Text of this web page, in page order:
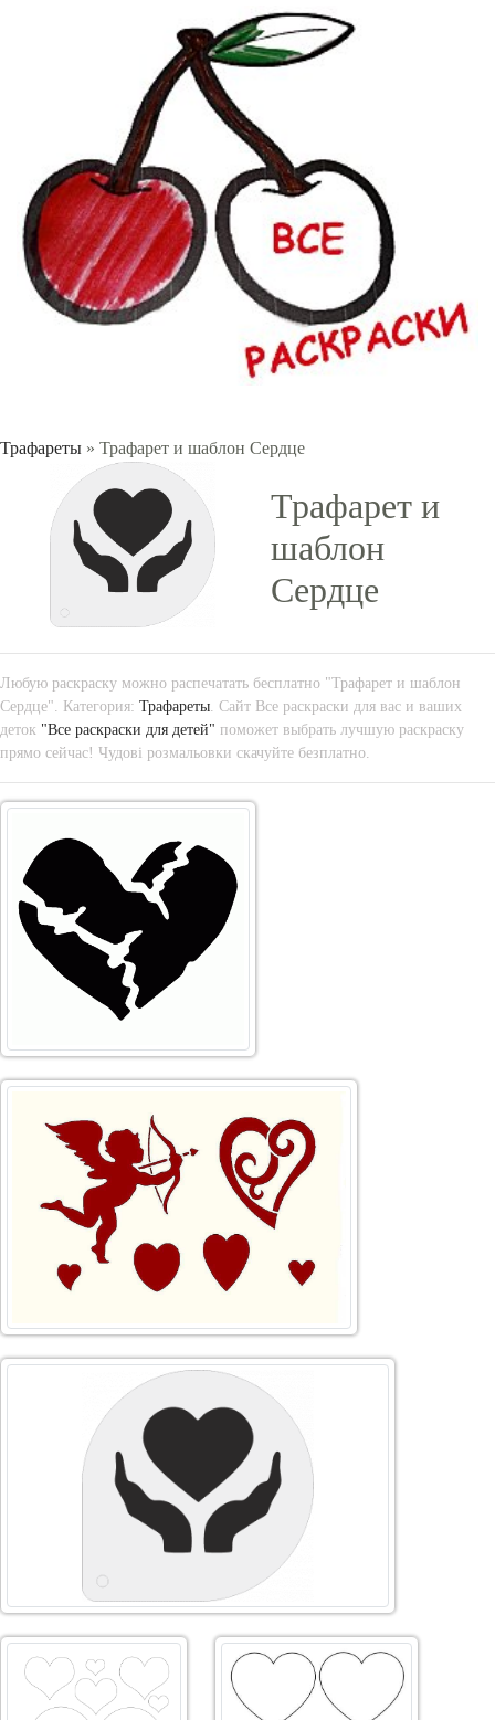
Трафареты » Трафарет и шаблон Сердце
Трафарет и
шаблон
Сердце
Любую раскраску можно распечатать бесплатно "Трафарет и шаблон
Сердце". Категория: Трафареты . Сайт Все раскраски для вас и ваших
деток "Все раскраски для детей" поможет выбрать лучшую раскраску
прямо сейчас! Чудові розмальовки скачуйте безплатно.